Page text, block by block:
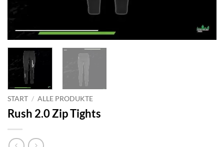
START / ALLE PRODUKTE
Rush 2.0 Zip Tights